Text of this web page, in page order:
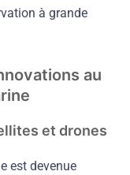
à grande
au
et drones
est devenue